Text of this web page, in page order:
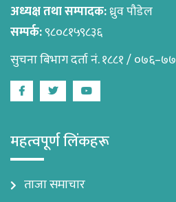
अध्यक्ष तथा सम्पादक:ध्रुव पौडेल
सम्पर्क:९८०८१५९८३६
सुचना बिभाग दर्ता नं. १८८१ / ०७६–७७
FacebookTwitterYoutube
महत्वपूर्ण लिंकहरू
ताजा समाचार